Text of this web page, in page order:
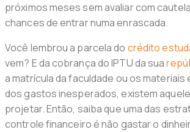
próximos meses sem avaliar com
chances de entrar numa enrascada.
Você lembrou a parcela do crédito
vem? E da cobrança do IPTU da sua
a matrícula da faculdade ou os materiais
dos gastos inesperados, existem
projetar. Então, saiba que uma das
controle financeiro é não gastar o